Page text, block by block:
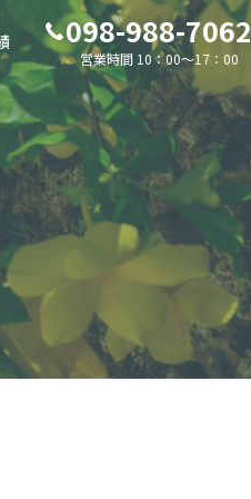
098-988-7062
営業時間 10：00〜17：00